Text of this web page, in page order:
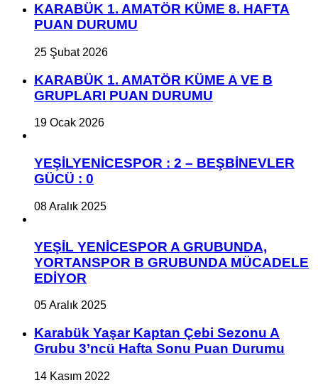
KARABÜK 1. AMATÖR KÜME 8. HAFTA
PUAN DURUMU
25 Şubat 2026
KARABÜK 1. AMATÖR KÜME A VE B
GRUPLARI PUAN DURUMU
19 Ocak 2026
YEŞİLYENİCESPOR : 2 – BEŞBİNEVLER
GÜCÜ : 0
08 Aralık 2025
YEŞİL YENİCESPOR A GRUBUNDA,
YORTANSPOR B GRUBUNDA MÜCADELE
EDİYOR
05 Aralık 2025
Karabük Yaşar Kaptan Çebi Sezonu A
Grubu 3’ncü Hafta Sonu Puan Durumu
14 Kasım 2022